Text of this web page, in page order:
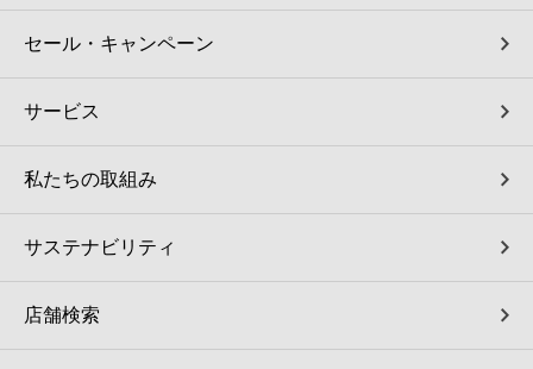
セール・キャンペーン
サービス
私たちの取組み
サステナビリティ
店舗検索